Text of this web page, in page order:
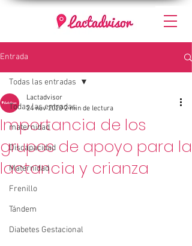
Entrada
Todas las entradas
maternidad
Discapacidad
Maternidad
Frenillo
Tándem
Diabetes Gestacional
Todas las entradas
Importancia de los
grupos de apoyo para la
lactancia y crianza
Lactadvisor
24 nov 2020 2 min de lectura